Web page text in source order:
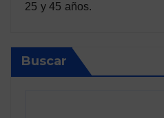
25 y 45 años.
Buscar